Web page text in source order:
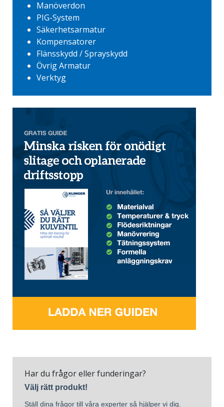
Manöverdon
PIG-System
Säkerhetsarmatur
Kompensatorer
Flänsskydd / Sprayskydd
Övrig Armatur
Verktyg
Har du frågor eller funderingar?